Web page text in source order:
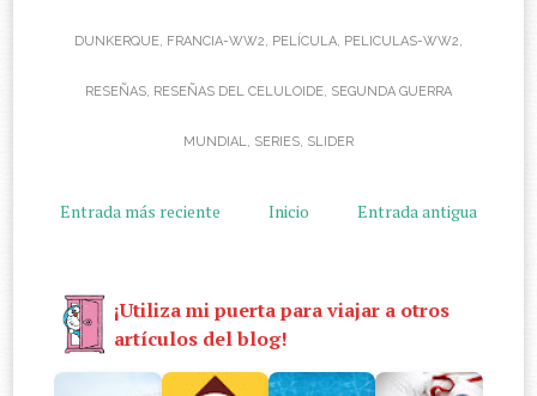
DUNKERQUE, FRANCIA-WW2, PELÍCULA, PELICULAS-WW2,
RESEÑAS, RESEÑAS DEL CELULOIDE, SEGUNDA GUERRA
MUNDIAL, SERIES, SLIDER
Entrada más reciente Entrada antigua
Inicio
¡Utiliza mi puerta para viajar a otros
artículos del blog!